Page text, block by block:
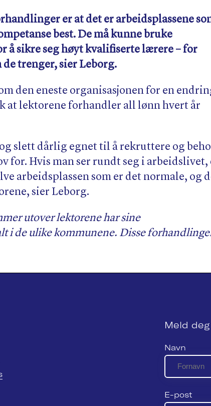
er at det er arbeidsplassene
best. De må kunne bruke
å sikre seg høyt kvalifiserte lærere – for
trenger, sier Leborg.
den eneste organisasjonen for en
at lektorene forhandler all lønn hvert år
slett dårlig egnet til å rekruttere og
for. Hvis man ser rundt seg i arbeidslivet,
arbeidsplassen som er det normale, og
sier Leborg.
utover lektorene har sine
i de ulike kommunene. Disse
Meld
Navn
E-post